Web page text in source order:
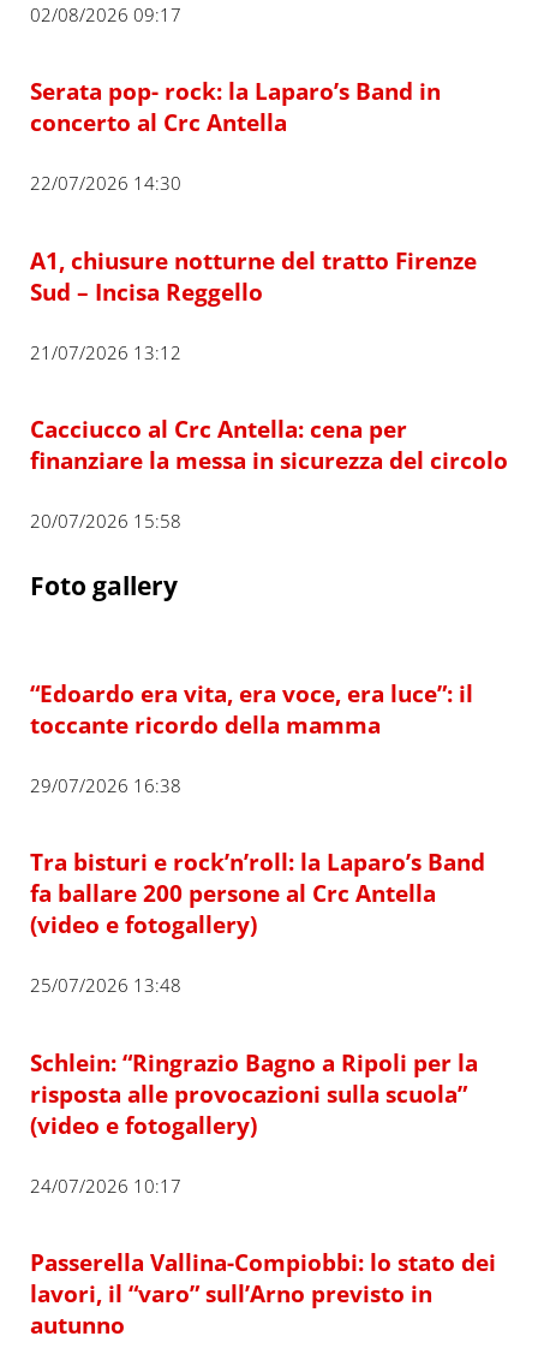
02/08/2026 09:17
Serata pop- rock: la Laparo’s Band in
concerto al Crc Antella
22/07/2026 14:30
A1, chiusure notturne del tratto Firenze
Sud – Incisa Reggello
21/07/2026 13:12
Cacciucco al Crc Antella: cena per
finanziare la messa in sicurezza del circolo
20/07/2026 15:58
Foto gallery
“Edoardo era vita, era voce, era luce”: il
toccante ricordo della mamma
29/07/2026 16:38
Tra bisturi e rock’n’roll: la Laparo’s Band
fa ballare 200 persone al Crc Antella
(video e fotogallery)
25/07/2026 13:48
Schlein: “Ringrazio Bagno a Ripoli per la
risposta alle provocazioni sulla scuola”
(video e fotogallery)
24/07/2026 10:17
Passerella Vallina-Compiobbi: lo stato dei
lavori, il “varo” sull’Arno previsto in
autunno